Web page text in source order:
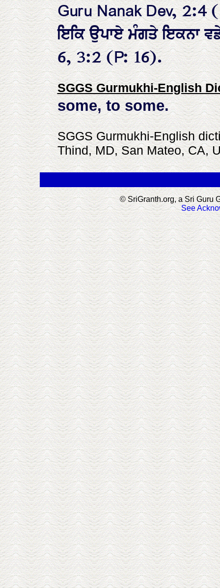
Guru Nanak Dev, 2:4
ਇਕਿ ਉਪਾਏ ਮੰਗਤੇ ਇਕਨਾ
6, 3:2 (P: 16).
SGGS Gurmukhi-English
some, to some.
SGGS Gurmukhi-English
Thind, MD, San Mateo, CA,
© SriGranth.org, a Sri Guru
See